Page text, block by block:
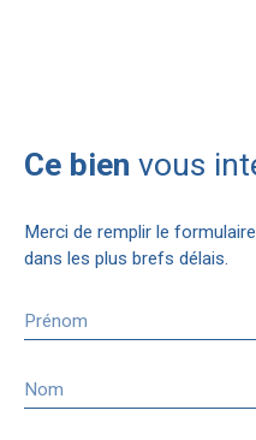
Ce bien vous
Merci de remplir le
dans les plus brefs délais.
Prénom
Nom